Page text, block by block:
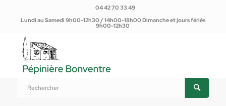
04 42 70 33 49
Lundi au Samedi 9h00-12h30 / 14h00-18h00 Dimanche et jours fériés
9h00-12h30
Annuelles, bisannuelles, vivaces